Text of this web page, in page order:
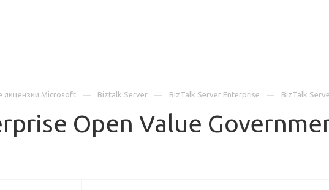
лицензии Microsoft Biztalk Server BizTalk Server Enterprise BizTalk
Open Value